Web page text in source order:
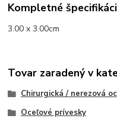
Kompletné
3.00 x 3.00cm
Tovar zaradený v
Chirurgická / nerezová
Oceľové prívesky